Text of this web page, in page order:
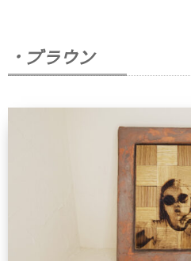
・ブラウン